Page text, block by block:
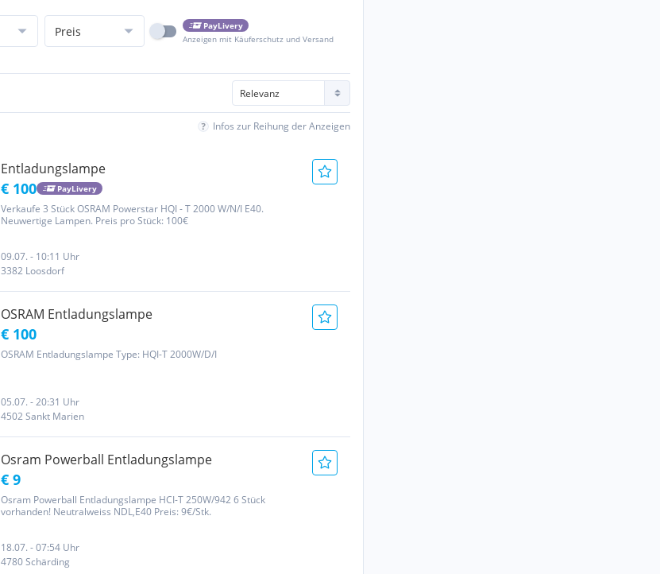
Preis
PayLivery
Anzeigen mit Käuferschutz und Versand
Infos zur Reihung der Anzeigen
Entladungslampe
€ 100 PayLivery
Verkaufe 3 Stück OSRAM Powerstar HQI - T 2000 W/N/I E40.
Neuwertige Lampen. Preis pro Stück: 100€
09.07. - 10:11 Uhr
3382 Loosdorf
OSRAM Entladungslampe
€ 100
OSRAM Entladungslampe Type: HQI-T 2000W/D/I
05.07. - 20:31 Uhr
4502 Sankt Marien
Osram Powerball Entladungslampe
€ 9
Osram Powerball Entladungslampe HCI-T 250W/942 6 Stück
vorhanden! Neutralweiss NDL,E40 Preis: 9€/Stk.
18.07. - 07:54 Uhr
4780 Schärding